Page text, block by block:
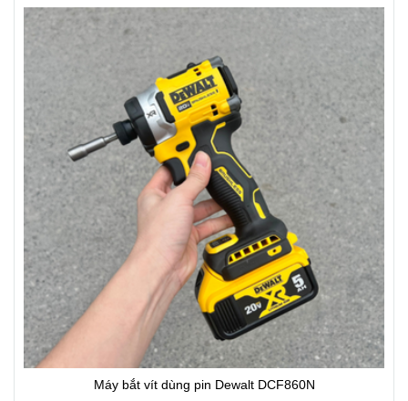
Máy bắt vít dùng pin Dewalt DCF860N